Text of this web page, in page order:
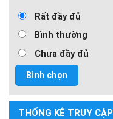
Rất đầy đủ
Bình thường
Chưa đầy đủ
THỐNG KÊ TRUY CẬP